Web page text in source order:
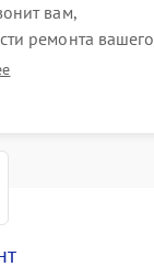
вам,
ремонта вашего
все ваши вопросы.